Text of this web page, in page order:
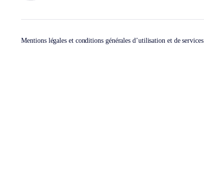
Mentions légales et conditions générales d’utilisation et de services